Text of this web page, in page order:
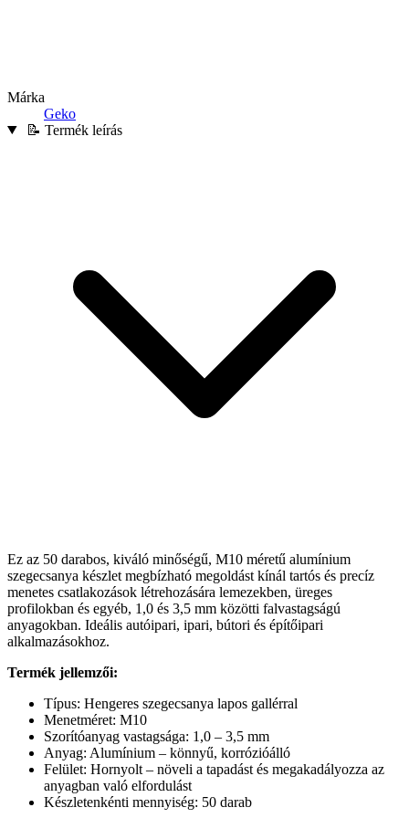
Márka
Geko
📝 Termék leírás
Ez az 50 darabos, kiváló minőségű, M10 méretű alumínium
szegecsanya készlet megbízható megoldást kínál tartós és precíz
menetes csatlakozások létrehozására lemezekben, üreges
profilokban és egyéb, 1,0 és 3,5 mm közötti falvastagságú
anyagokban. Ideális autóipari, ipari, bútori és építőipari
alkalmazásokhoz.
Termék jellemzői:
Típus: Hengeres szegecsanya lapos gallérral
Menetméret: M10
Szorítóanyag vastagsága: 1,0 – 3,5 mm
Anyag: Alumínium – könnyű, korrózióálló
Felület: Hornyolt – növeli a tapadást és megakadályozza az
anyagban való elfordulást
Készletenkénti mennyiség: 50 darab